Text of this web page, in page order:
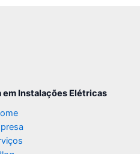
em Instalações Elétricas